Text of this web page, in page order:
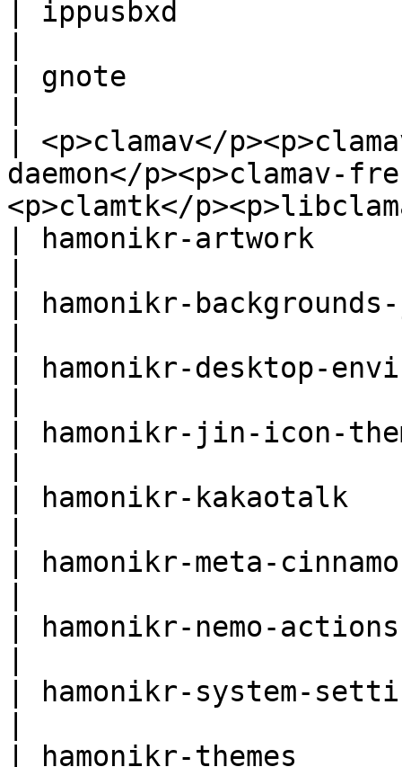
| ippusbxd
| gnote
| <p>clamav</
daemon</p><p>clamav-
<p>clamtk</
| hamonikr-artwork
| hamonikr-
| hamonikr-desktop-
| hamonikr-jin-icon-
| hamonikr-kakaotalk
| hamonikr-meta-
| hamonikr-nemo-actions
| hamonikr-system-
| hamonikr-themes